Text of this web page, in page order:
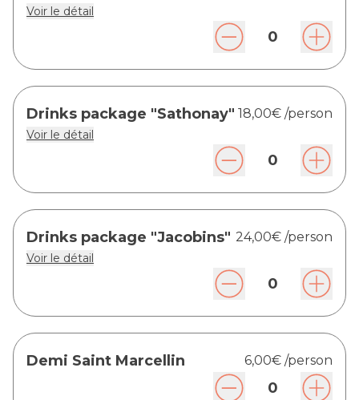
Voir le détail
0
Drinks package "Sathonay" 18,00€ /person
Voir le détail
0
Drinks package "Jacobins" 24,00€ /person
Voir le détail
0
Demi Saint Marcellin 6,00€ /person
0